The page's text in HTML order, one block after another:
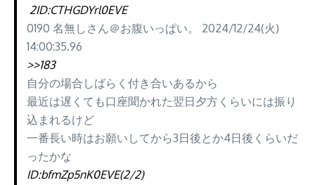
2ID:CTHGDYrl0EVE
0190 名無しさん＠お腹いっぱい。 2024/12/24(火)
14:00:35.96
>>183
自分の場合しばらく付き合いあるから
最近は遅くても口座聞かれた翌日夕方くらいには振り
込まれるけど
一番長い時はお願いしてから3日後とか4日後くらいだ
ったかな
ID:bfmZp5nK0EVE(2/2)